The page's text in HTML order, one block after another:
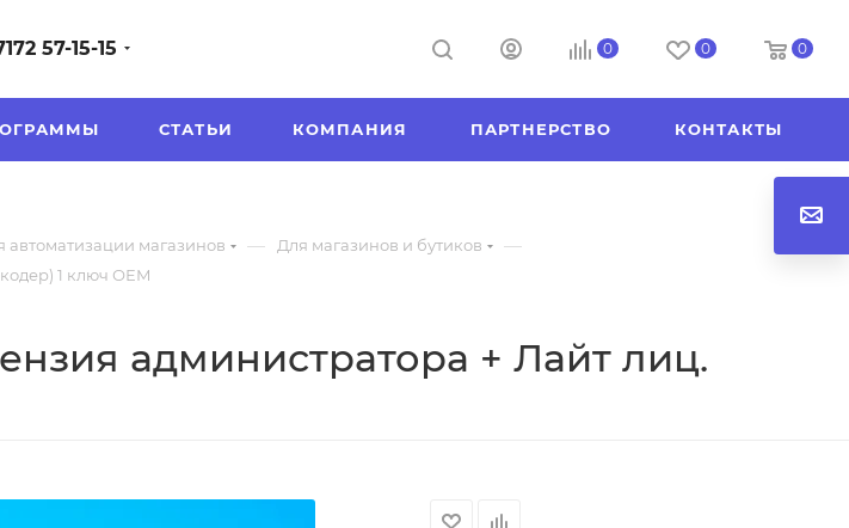
57-15-15 0 0 0
СТАТЬИ КОМПАНИЯ ПАРТНЕРСТВО КОНТАКТЫ
магазинов — Для магазинов и бутиков —
1 ключ ОЕМ
администратора + Лайт лиц.